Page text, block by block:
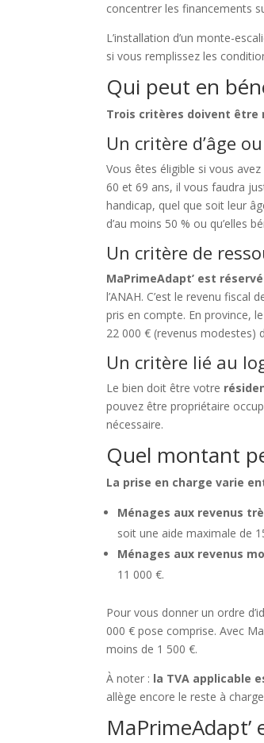
concentrer les financements
L’installation d’un monte-
si vous remplissez les
Qui peut en
Trois critères doivent être
Un critère d’âge
Vous êtes éligible si vous avez
60 et 69 ans, il vous faudra
handicap, quel que soit leur
d’au moins 50 % ou qu’elles
Un critère de
MaPrimeAdapt’ est
l’ANAH. C’est le revenu fiscal
pris en compte. En province,
22 000 € (revenus modestes)
Un critère lié au
Le bien doit être votre
pouvez être propriétaire
nécessaire.
Quel montant
La prise en charge varie
Ménages aux revenus
soit une aide maximale de
Ménages aux revenus
11 000 €.
Pour vous donner un ordre
000 € pose comprise. Avec
moins de 1 500 €.
À noter : la TVA applicable
allège encore le reste à